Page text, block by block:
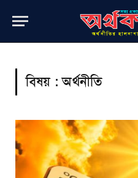
বিষয় :অর্থনীতি